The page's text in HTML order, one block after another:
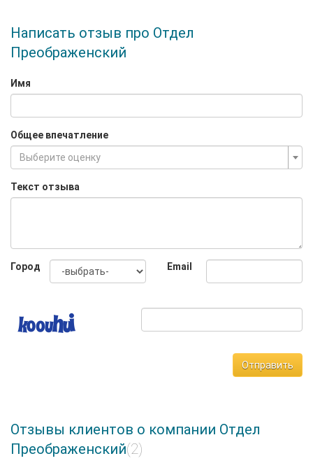
Написать отзыв про Отдел
Преображенский
Имя
Общее впечатление
Выберите оценку
Текст отзыва
Город Email
Отправить
Отзывы клиентов о компании Отдел
Преображенский(2)